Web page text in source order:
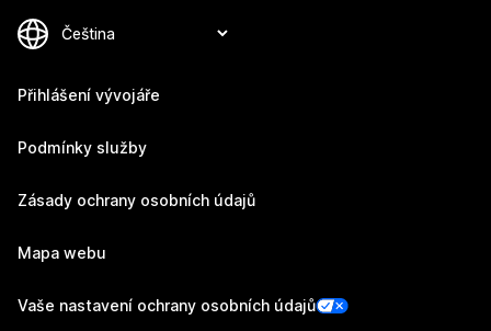
Přihlášení vývojáře
Podmínky služby
Zásady ochrany osobních údajů
Mapa webu
Vaše nastavení ochrany osobních údajů